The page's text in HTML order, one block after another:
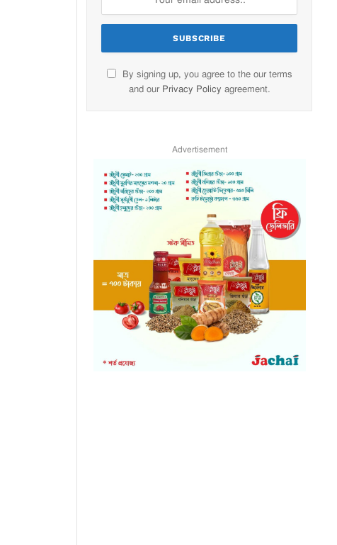
By signing up, you agree to the our terms
and our Privacy Policy agreement.
Advertisement